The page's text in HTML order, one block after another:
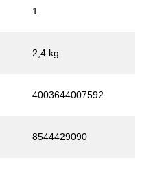
1
2,4 kg
4003644007592
8544429090